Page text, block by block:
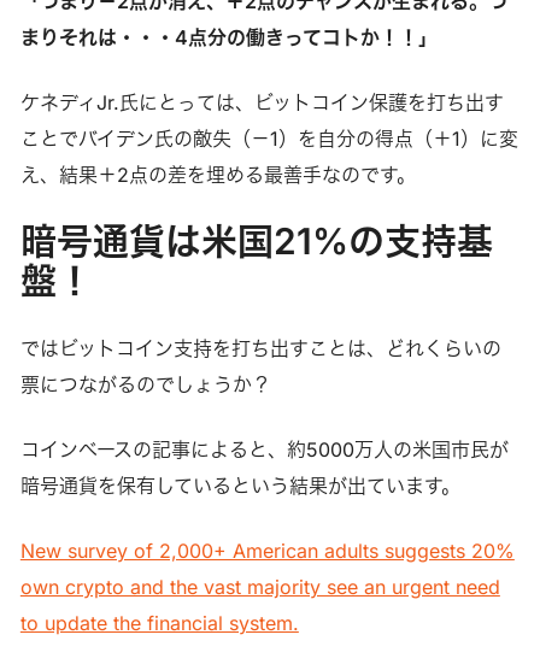
まりそれは・・・4点分の働きってコトか！！」
ケネディJr.氏にとっては、ビットコイン保護を打ち出す
ことでバイデン氏の敵失（－1）を自分の得点（＋1）に変
え、結果＋2点の差を埋める最善手なのです。
暗号通貨は米国21%の支持基
盤！
ではビットコイン支持を打ち出すことは、どれくらいの
票につながるのでしょうか？
コインベースの記事によると、約5000万人の米国市民が
暗号通貨を保有しているという結果が出ています。
New survey of 2,000+ American adults suggests 20%
own crypto and the vast majority see an urgent need
to update the financial system.